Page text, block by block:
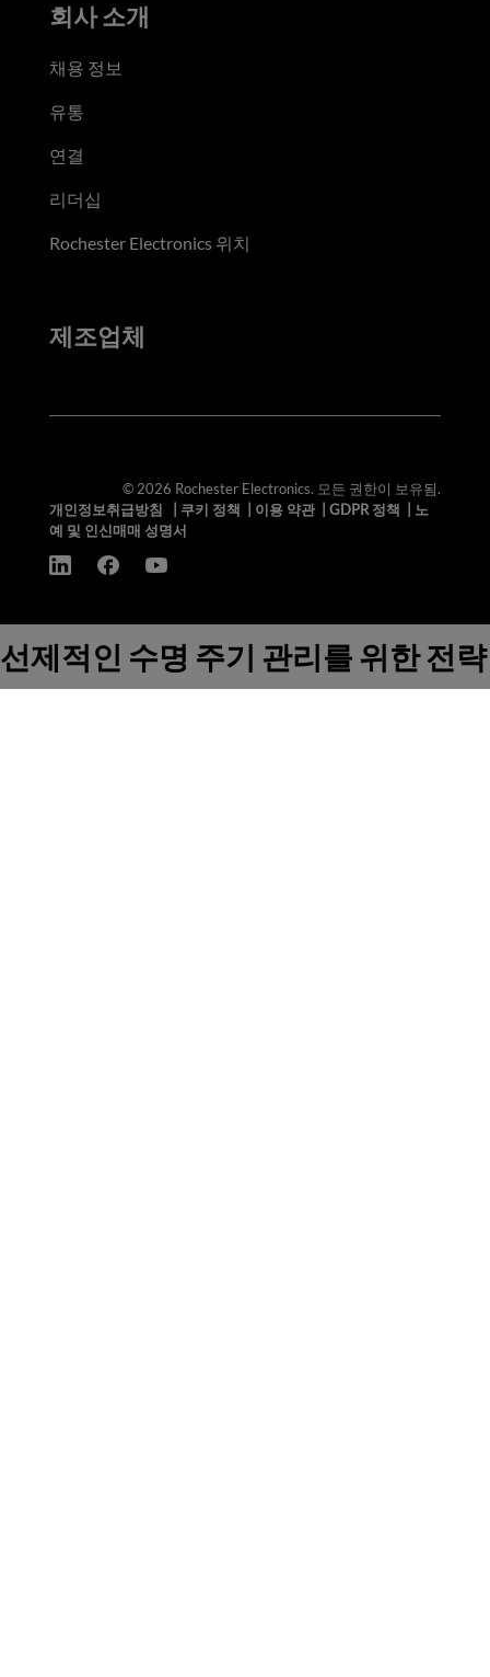
회사 소개
채용 정보
유통
연결
리더십
Rochester Electronics 위치
제조업체
© 2026 Rochester Electronics. 모든 권한이 보유됨.
개인정보취급방침
쿠키 정책 이용 약관| GDPR 정책
노
예 및 인신매매 성명서
선제적인 수명 주기 관리를 위한 전략